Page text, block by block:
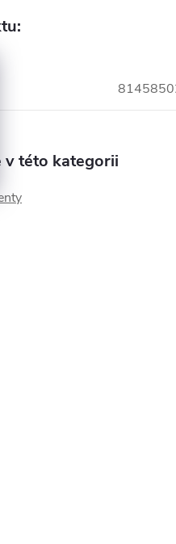
v této kategorii